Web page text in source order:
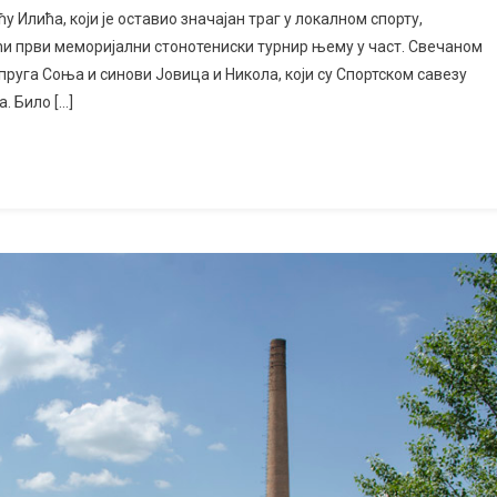
први
турнир:
Новак
који је оставио значајан траг у локалном спорту,
први меморијални стонотениски турнир њему у част. Свечаном
Соња и синови Јовица и Никола, који су Спортском савезу
Било […]